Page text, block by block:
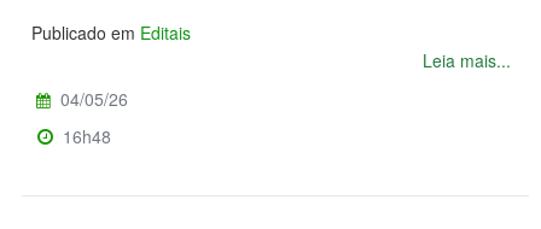
Publicado em Editais
Leia mais...
04/05/26
16h48